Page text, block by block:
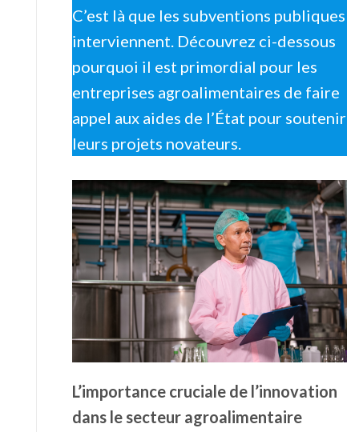
C’est là que les subventions publiques
interviennent. Découvrez ci-dessous
pourquoi il est primordial pour les
entreprises agroalimentaires de faire
appel aux aides de l’État pour soutenir
leurs projets novateurs.
L’importance cruciale de l’innovation
dans le secteur agroalimentaire